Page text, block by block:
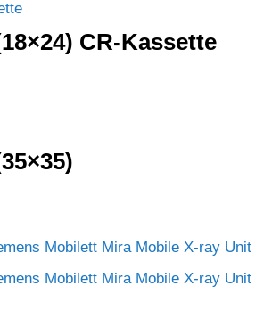
CR-Kassette